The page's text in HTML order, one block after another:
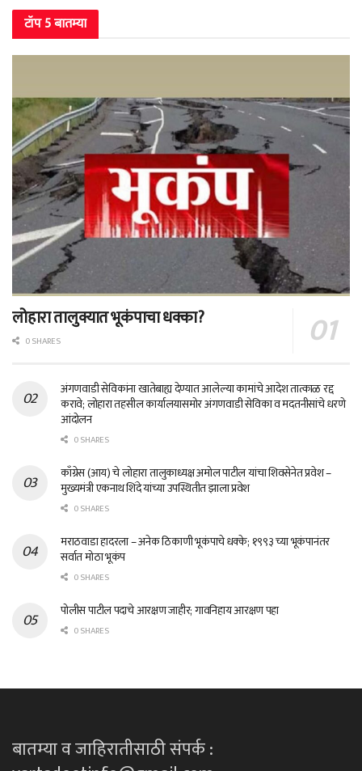
टॉप 5 बातम्या
लोहारा तालुक्यात भूकंपाचा धक्का?
0 SHARES
अंगणवाडी सेविकांना खातेबाह्य देण्यात आलेल्या कामांचे आदेश तात्काळ रद्द
करावे; लोहारा तहसील कार्यालयासमोर अंगणवाडी सेविका व मदतनीसांचे धरणे
आंदोलन
0 SHARES
काँग्रेस (आय) चे लोहारा तालुकाध्यक्ष अमोल पाटील यांचा शिवसेनेत प्रवेश –
मुख्यमंत्री एकनाथ शिंदे यांच्या उपस्थितीत झाला प्रवेश
0 SHARES
मराठवाडा हादरला – अनेक ठिकाणी भूकंपाचे धक्के; १९९३ च्या भूकंपानंतर
सर्वात मोठा भूकंप
0 SHARES
पोलीस पाटील पदाचे आरक्षण जाहीर; गावनिहाय आरक्षण पहा
0 SHARES
बातम्या व जाहिरातीसाठी संपर्क :